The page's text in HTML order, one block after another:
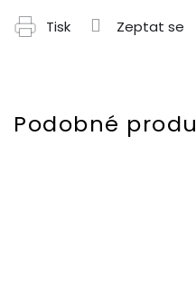
Tisk Zeptat se